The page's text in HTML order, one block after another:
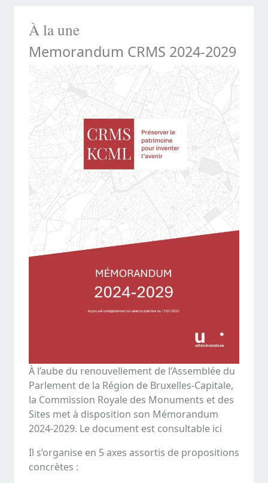
À la une
Memorandum CRMS 2024-2029
À l’aube du renouvellement de l’Assemblée du
Parlement de la Région de Bruxelles-Capitale,
la Commission Royale des Monuments et des
Sites met à disposition son Mémorandum
2024-2029. Le document est consultable ici
Il s’organise en 5 axes assortis de propositions
concrètes :